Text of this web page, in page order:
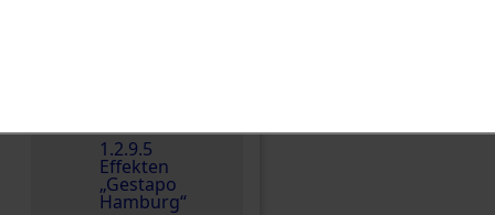
1.2.9.5
Effekten
„Gestapo
Hamburg“